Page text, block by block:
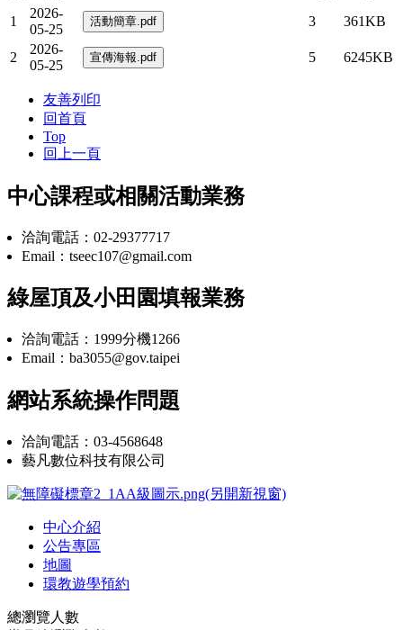
1
2026-
05-25
3 361KB
2
2026-
05-25
5 6245KB
友善列印
回首頁
Top
回上一頁
中心課程或相關活動業務
洽詢電話：02-29377717
Email：tseec107@gmail.com
綠屋頂及小田園填報業務
洽詢電話：1999分機1266
Email：ba3055@gov.taipei
網站系統操作問題
洽詢電話：03-4568648
藝凡數位科技有限公司
中心介紹
公告專區
地圖
環教遊學預約
總瀏覽人數